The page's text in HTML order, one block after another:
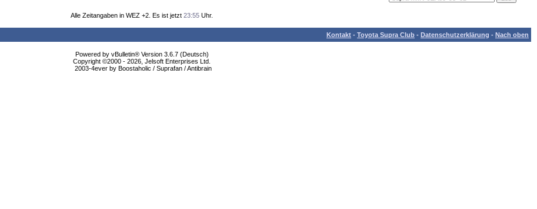
Alle Zeitangaben in WEZ +2. Es ist jetzt 23:55 Uhr.
Kontakt - Toyota Supra Club - Datenschutzerklärung - Nach oben
Powered by vBulletin® Version 3.6.7 (Deutsch)
Copyright ©2000 - 2026, Jelsoft Enterprises Ltd.
2003-4ever by Boostaholic / Suprafan / Antibrain